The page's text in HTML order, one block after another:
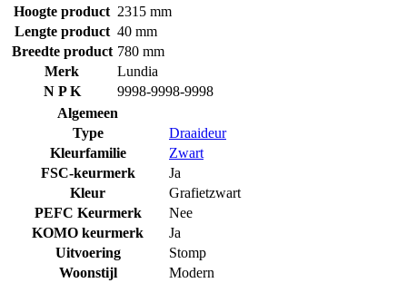
Hoogte product 2315 mm
Lengte product 40 mm
Breedte product 780 mm
Merk
Lundia
N P K
9998-9998-9998
Algemeen
Type
Draaideur
Kleurfamilie
Zwart
FSC-keurmerk
Ja
Kleur
Grafietzwart
PEFC Keurmerk
Nee
KOMO keurmerk
Ja
Uitvoering
Stomp
Woonstijl
Modern